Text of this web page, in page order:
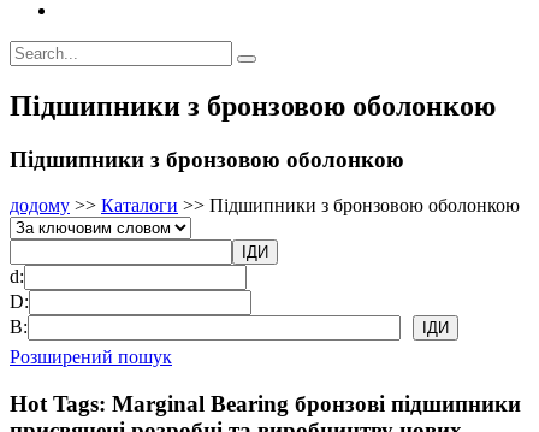
Підшипники з бронзовою оболонкою
Підшипники з бронзовою оболонкою
додому >> Каталоги >> Підшипники з бронзовою оболонкою
d:
D:
B:
Розширений пошук
Hot Tags: Marginal Bearing бронзові підшипники